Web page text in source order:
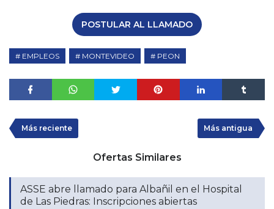
POSTULAR AL LLAMADO
EMPLEOS MONTEVIDEO PEON
Más reciente Más antigua
Ofertas Similares
ASSE abre llamado para Albañil en el Hospital
de Las Piedras: Inscripciones abiertas